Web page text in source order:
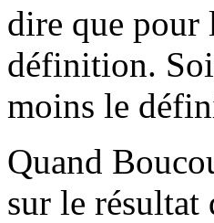
dire que pour
définition.
moins le
Quand
sur le résultat